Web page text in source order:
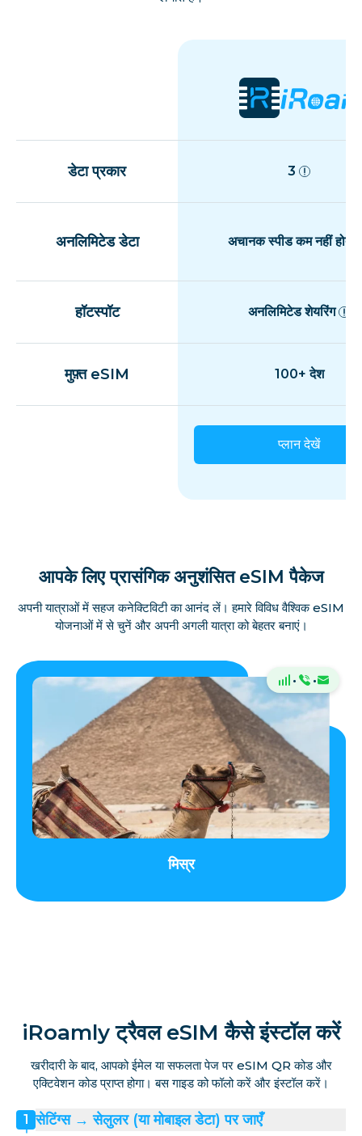
डेटा प्रकार 3
अनलिमिटेड डेटा अचानक स्पीड कम नहीं होती
हॉटस्पॉट अनलिमिटेड शेयरिंग
मुफ़्त eSIM 100+ देश
प्लान देखें
आपके लिए प्रासंगिक अनुशंसित eSIM पैकेज
अपनी यात्राओं में सहज कनेक्टिविटी का आनंद लें। हमारे विविध वैश्विक eSIM
योजनाओं में से चुनें और अपनी अगली यात्रा को बेहतर बनाएं।
· ·
मिस्र
iRoamly ट्रैवल eSIM कैसे इंस्टॉल करें
खरीदारी के बाद, आपको ईमेल या सफलता पेज पर eSIM QR कोड और
एक्टिवेशन कोड प्राप्त होगा। बस गाइड को फॉलो करें और इंस्टॉल करें।
1 सेटिंग्स → सेलुलर (या मोबाइल डेटा) पर जाएँ